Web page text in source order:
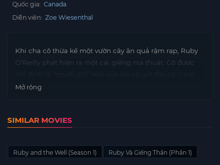
Quốc gia: Canada
Diễn viên: Zoe Wiesenthal
Khi cha cô thừa kế một vườn cây ăn quả rậm rạp, Ruby
O’Reilly phát hiện ra một cái giếng ma thuật. Cô được
những người bạn Mina và Sam phải biến những điều
Mở rộng
SIMILAR MOVIES
Ruby and the Well (Season 1) Ruby Và Giếng Thần (Phần 1)